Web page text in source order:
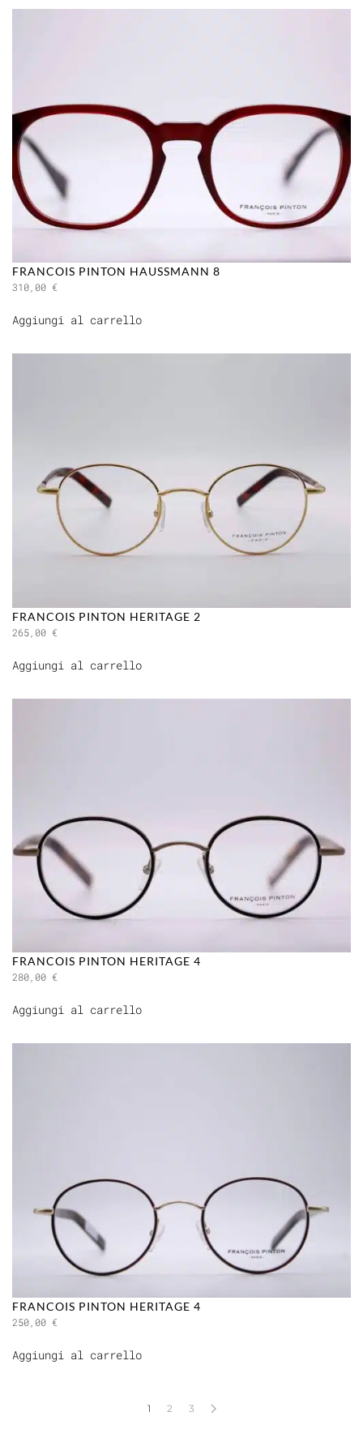
FRANCOIS PINTON HAUSSMANN 8
310,00 €
Aggiungi al carrello
FRANCOIS PINTON HERITAGE 2
265,00 €
Aggiungi al carrello
FRANCOIS PINTON HERITAGE 4
280,00 €
Aggiungi al carrello
FRANCOIS PINTON HERITAGE 4
250,00 €
Aggiungi al carrello
1 2 3